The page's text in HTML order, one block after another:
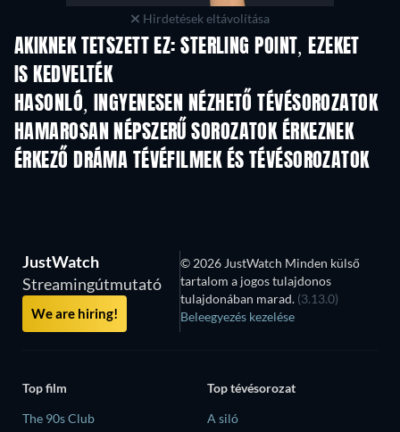
Hirdetések eltávolítása
AKIKNEK TETSZETT EZ: STERLING POINT, EZEKET
IS KEDVELTÉK
HASONLÓ, INGYENESEN NÉZHETŐ TÉVÉSOROZATOK
TV TV
HAMAROSAN NÉPSZERŰ SOROZATOK ÉRKEZNEK
TV TV
ÉRKEZŐ DRÁMA TÉVÉFILMEK ÉS TÉVÉSOROZATOK
Évad 6 Évad 2
JustWatch
Streamingútmutató
We are hiring!
© 2026 JustWatch Minden külső
tartalom a jogos tulajdonos
tulajdonában marad. (3.13.0)
Beleegyezés kezelése
Top film
The 90s Club
Top tévésorozat
A siló